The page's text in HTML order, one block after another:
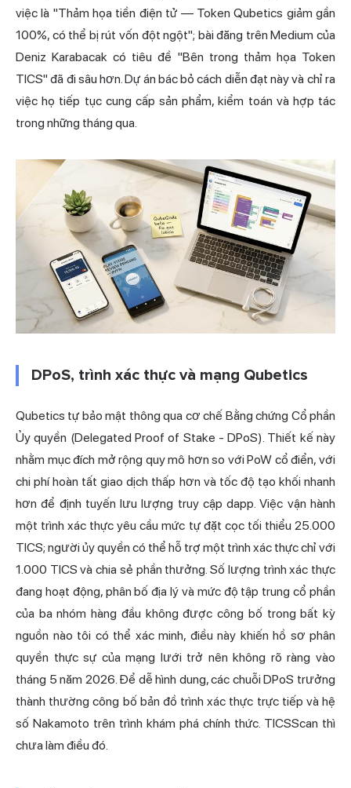
việc là "Thảm họa tiền điện tử — Token Qubetics giảm gần
100%, có thể bị rút vốn đột ngột"; bài đăng trên Medium của
Deniz Karabacak có tiêu đề "Bên trong thảm họa Token
TICS" đã đi sâu hơn. Dự án bác bỏ cách diễn đạt này và chỉ ra
việc họ tiếp tục cung cấp sản phẩm, kiểm toán và hợp tác
trong những tháng qua.
DPoS, trình xác thực và mạng Qubetics
Qubetics tự bảo mật thông qua cơ chế Bằng chứng Cổ phần
Ủy quyền (Delegated Proof of Stake - DPoS). Thiết kế này
nhằm mục đích mở rộng quy mô hơn so với PoW cổ điển, với
chi phí hoàn tất giao dịch thấp hơn và tốc độ tạo khối nhanh
hơn để định tuyến lưu lượng truy cập dapp. Việc vận hành
một trình xác thực yêu cầu mức tự đặt cọc tối thiểu 25.000
TICS; người ủy quyền có thể hỗ trợ một trình xác thực chỉ với
1.000 TICS và chia sẻ phần thưởng. Số lượng trình xác thực
đang hoạt động, phân bố địa lý và mức độ tập trung cổ phần
của ba nhóm hàng đầu không được công bố trong bất kỳ
nguồn nào tôi có thể xác minh, điều này khiến hồ sơ phân
quyền thực sự của mạng lưới trở nên không rõ ràng vào
tháng 5 năm 2026. Để dễ hình dung, các chuỗi DPoS trưởng
thành thường công bố bản đồ trình xác thực trực tiếp và hệ
số Nakamoto trên trình khám phá chính thức. TICSScan thì
chưa làm điều đó.